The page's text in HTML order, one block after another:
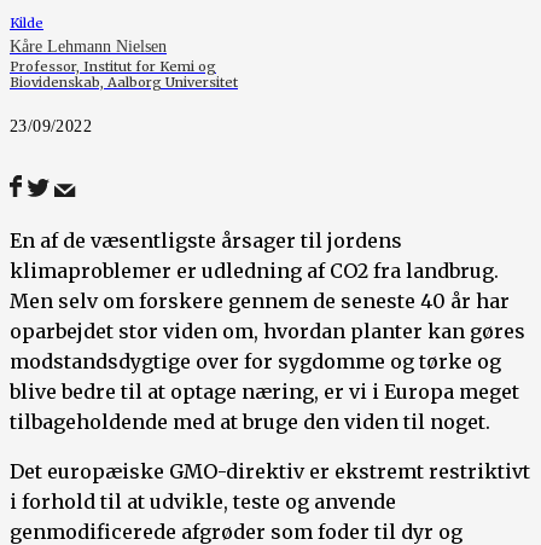
Kilde
Kåre Lehmann Nielsen
Professor, Institut for Kemi og
Biovidenskab, Aalborg Universitet
23/09/2022
En af de væsentligste årsager til jordens
klimaproblemer er udledning af CO2 fra landbrug.
Men selv om forskere gennem de seneste 40 år har
oparbejdet stor viden om, hvordan planter kan gøres
modstandsdygtige over for sygdomme og tørke og
blive bedre til at optage næring, er vi i Europa meget
tilbageholdende med at bruge den viden til noget.
Det europæiske GMO-direktiv er ekstremt restriktivt
i forhold til at udvikle, teste og anvende
genmodificerede afgrøder som foder til dyr og